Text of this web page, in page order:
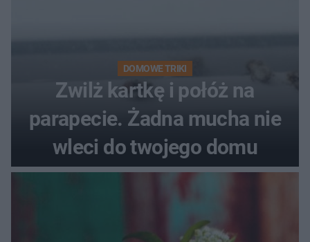
DOMOWE TRIKI
Zwilż kartkę i połóż na
parapecie. Żadna mucha nie
wleci do twojego domu